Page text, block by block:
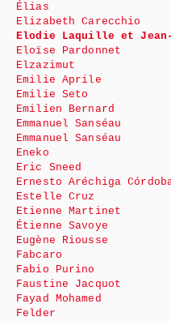
Élias
Elizabeth Carecchio
Elodie Laquille et
Eloïse Pardonnet
Elzazimut
Emilie Aprile
Emilie Seto
Emilien Bernard
Emmanuel Sanséau
Emmanuel Sanséau
Eneko
Eric Sneed
Ernesto Aréchiga
Estelle Cruz
Etienne Martinet
Étienne Savoye
Eugène Riousse
Fabcaro
Fabio Purino
Faustine Jacquot
Fayad Mohamed
Felder